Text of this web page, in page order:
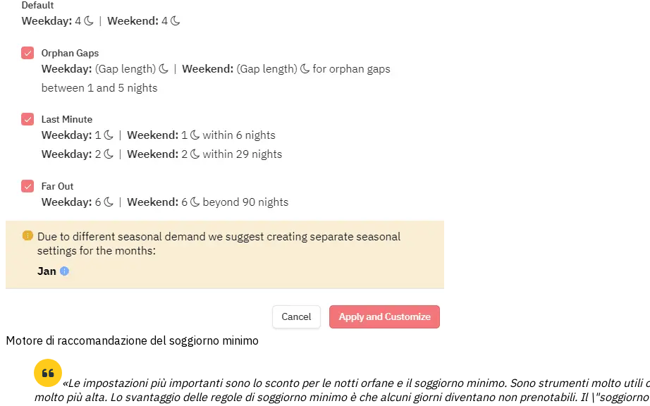
Motore di raccomandazione del soggiorno minimo
«Le impostazioni più importanti sono lo sconto per le notti orfane e il soggiorno minimo. Sono strumenti molto
molto più alta. Lo svantaggio delle regole di soggiorno minimo è che alcuni giorni diventano non prenotabili. Il